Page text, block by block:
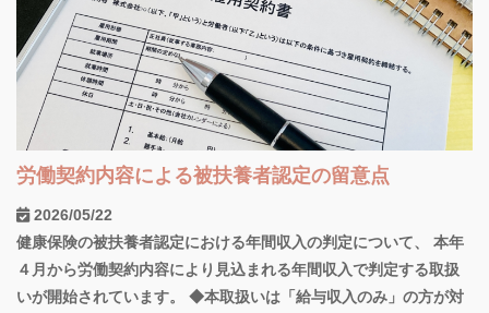
労働契約内容による被扶養者認定の留意点
2026/05/22
健康保険の被扶養者認定における年間収入の判定について、 本年
４月から労働契約内容により見込まれる年間収入で判定する取扱
いが開始されています。 ◆本取扱いは「給与収入のみ」の方が対